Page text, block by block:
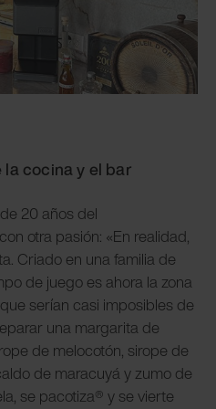
cocina y el bar
20 años del
otra pasión: «En realidad,
Criado en una familia de
de juego es ahora la zona
serían casi imposibles de
una margarita de
de melocotón, sirope de
de maracuyá y zumo de
se pacotiza® y se vierte